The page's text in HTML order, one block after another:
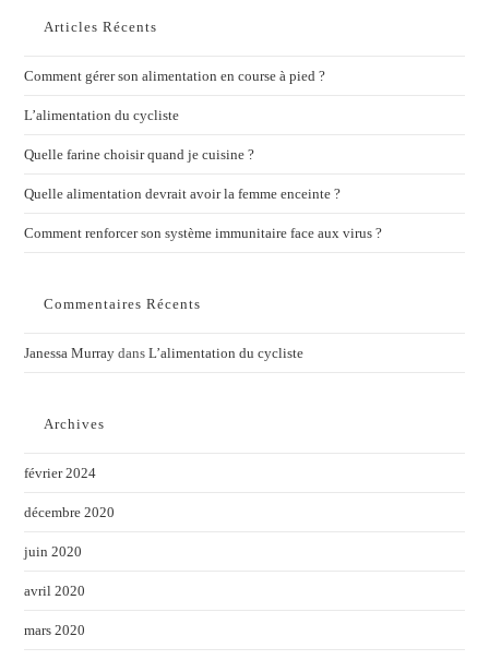
Articles Récents
Comment gérer son alimentation en course à pied ?
L’alimentation du cycliste
Quelle farine choisir quand je cuisine ?
Quelle alimentation devrait avoir la femme enceinte ?
Comment renforcer son système immunitaire face aux virus ?
Commentaires Récents
Janessa Murray dansL’alimentation du cycliste
Archives
février 2024
décembre 2020
juin 2020
avril 2020
mars 2020